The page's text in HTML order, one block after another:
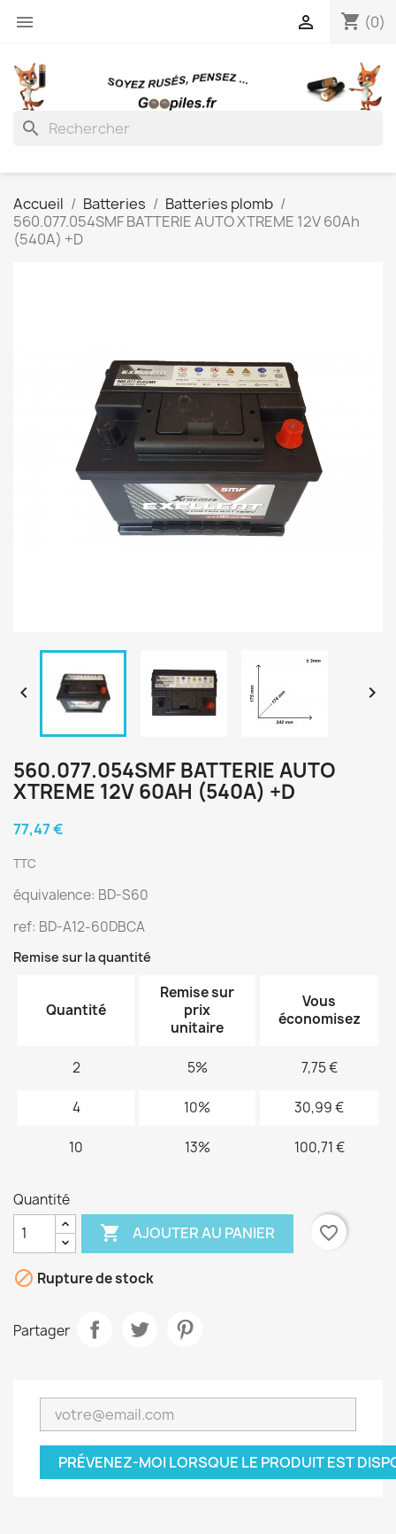
 shopping_cart (0)

search
Accueil Batteries
Batteries plomb
560.077.054SMF BATTERIE AUTO XTREME 12V 60Ah
(540A) +D
 
560.077.054SMF BATTERIE AUTO
XTREME 12V 60AH (540A) +D
77,47 €
TTC
équivalence: BD-S60
ref: BD-A12-60DBCA
Remise sur la quantité
Quantité
Remise sur
prix
unitaire
Vous
économisez
2 5% 7,75 €
4 10% 30,99 €
10 13% 100,71 €
Quantité
 AJOUTER AU PANIER favorite_border
 Rupture de stock
Partager
PRÉVENEZ-MOI LORSQUE LE PRODUIT EST